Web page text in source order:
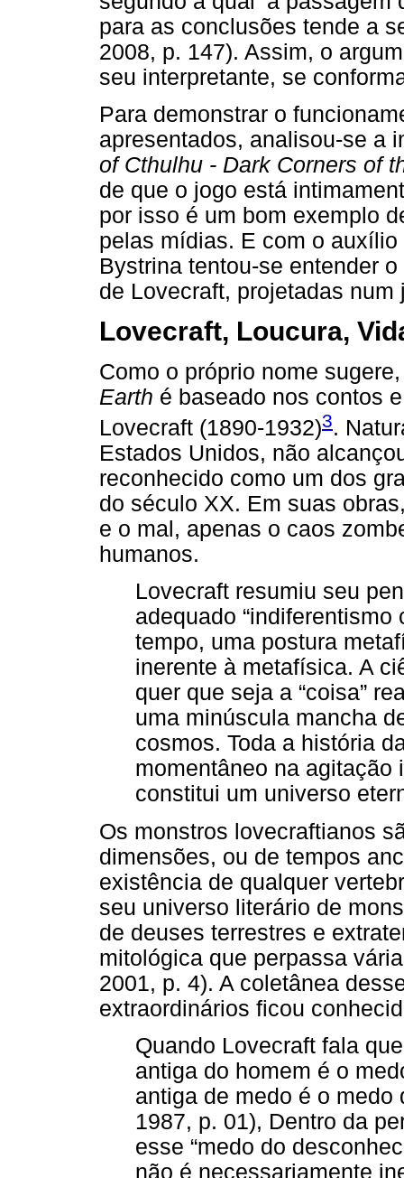
para as conclusões tende a
2008, p. 147). Assim, o
seu interpretante, se
Para demonstrar o
apresentados, analisou-se a
of Cthulhu - Dark Corners of
de que o jogo está
por isso é um bom exemplo
pelas mídias. E com o
Bystrina tentou-se entender
de Lovecraft, projetadas
Lovecraft, Loucura,
Como o próprio nome
Earth é baseado nos contos
Lovecraft (1890-1932)3.
Estados Unidos, não
reconhecido como um dos
do século XX. Em suas
e o mal, apenas o caos
humanos.
Lovecraft resumiu seu
adequado
tempo, uma postura
inerente à metafísica. A
quer que seja a “coisa”
uma minúscula mancha
cosmos. Toda a história
momentâneo na agitação
constitui um universo
Os monstros lovecraftianos
dimensões, ou de tempos
existência de qualquer
seu universo literário de
de deuses terrestres e
mitológica que perpassa
2001, p. 4). A coletânea
extraordinários ficou
Quando Lovecraft fala
antiga do homem é o
antiga de medo é o medo
1987, p. 01), Dentro da
esse “medo do
não é necessariamente